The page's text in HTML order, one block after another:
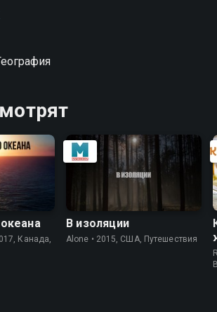
стран
1 сезон сериала Вкус
можете совершенно бесплатно в
Канада,
В изоляции
Alone • 2015, США, Путешествия